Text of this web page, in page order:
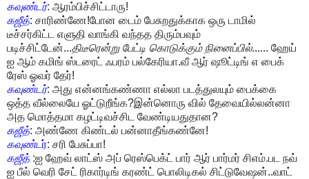
கவுண்டர்: ஆரம்பிச்சிட்டாரு!
கஜீத்: சாரிண்ணே!போன டைம் பேசுறதுக்காக ஒரு டாமில்
டீச்சர்கிட்ட எளுதி வாங்கி வந்தத திரும்பவும்
படிச்சிட்டேன்...திடீரென்று பேட்டி கொடுக்கும் நினைப்பில்...... ஹேய்
ஐ ஆம் கமிங் ஸ்டரைட் ஃபரம் பல்கேரியா.வீ ஆர் ஷூட்டிங் எ பைக்
ரேஸ் ஓவர் தேர்!
கவுண்டர்: அது என்னங்கண்ணா எல்லா படத்துலயும் பைக்கை
ஒத்த வீல்லையே ஓட்டுறீங்க?இன்னொரு வில் தேவையில்லன்னா
அத மொத்தமா கழட்டிவச்சிட வேண்டியதுதான?
கஜீத்: அண்ணே கிண்டல் பன்னாதீங்கண்னே!
கவுண்டர்: சரி பேசுப்பா!
கஜீத் :ஐ ஹேவ் லாட்ஸ் அப் ரெஸ்பெக்ட் பார் ஆர் பார்மர் சிஎம்.பட நவ்
ஐ பீல் வெரி சேட் ரிகார்டிங் கரண்ட் பொலிடிகல் சிட்டுவேஷன்..வாட்